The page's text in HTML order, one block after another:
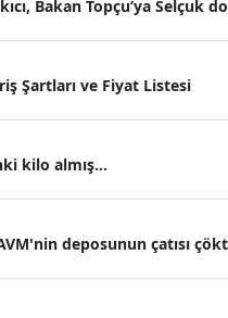
Bakan Topçu’ya Selçuk
Şartları ve Fiyat Listesi
kilo almış...
deposunun çatısı